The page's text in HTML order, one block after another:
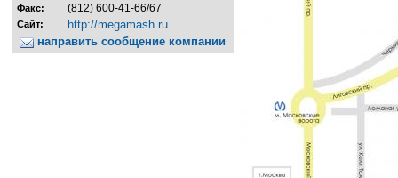
Факс: (812) 600-41-66/67
Сайт:
http://megamash.ru
направить сообщение компании